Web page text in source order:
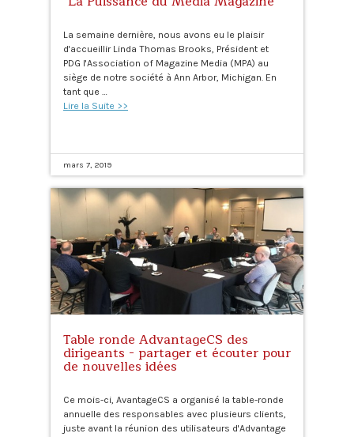
La semaine dernière, nous avons eu le plaisir
d'accueillir Linda Thomas Brooks, Président et
PDG l'Association of Magazine Media (MPA) au
siège de notre société à Ann Arbor, Michigan. En
tant que …
Lire la Suite >>
mars 7, 2019
Table ronde AdvantageCS des
dirigeants - partager et écouter pour
de nouvelles idées
Ce mois-ci, AvantageCS a organisé la table-ronde
annuelle des responsables avec plusieurs clients,
juste avant la réunion des utilisateurs d'Advantage